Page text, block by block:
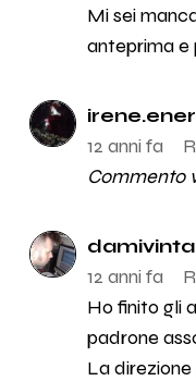
Mi sei
anteprima e
12 anni fa
Commento
12 anni fa
Ho finito gli
padrone
La